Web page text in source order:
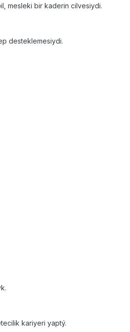
mesleki bir kaderin cilvesiydi.
desteklemesiydi.
kariyeri yaptý.